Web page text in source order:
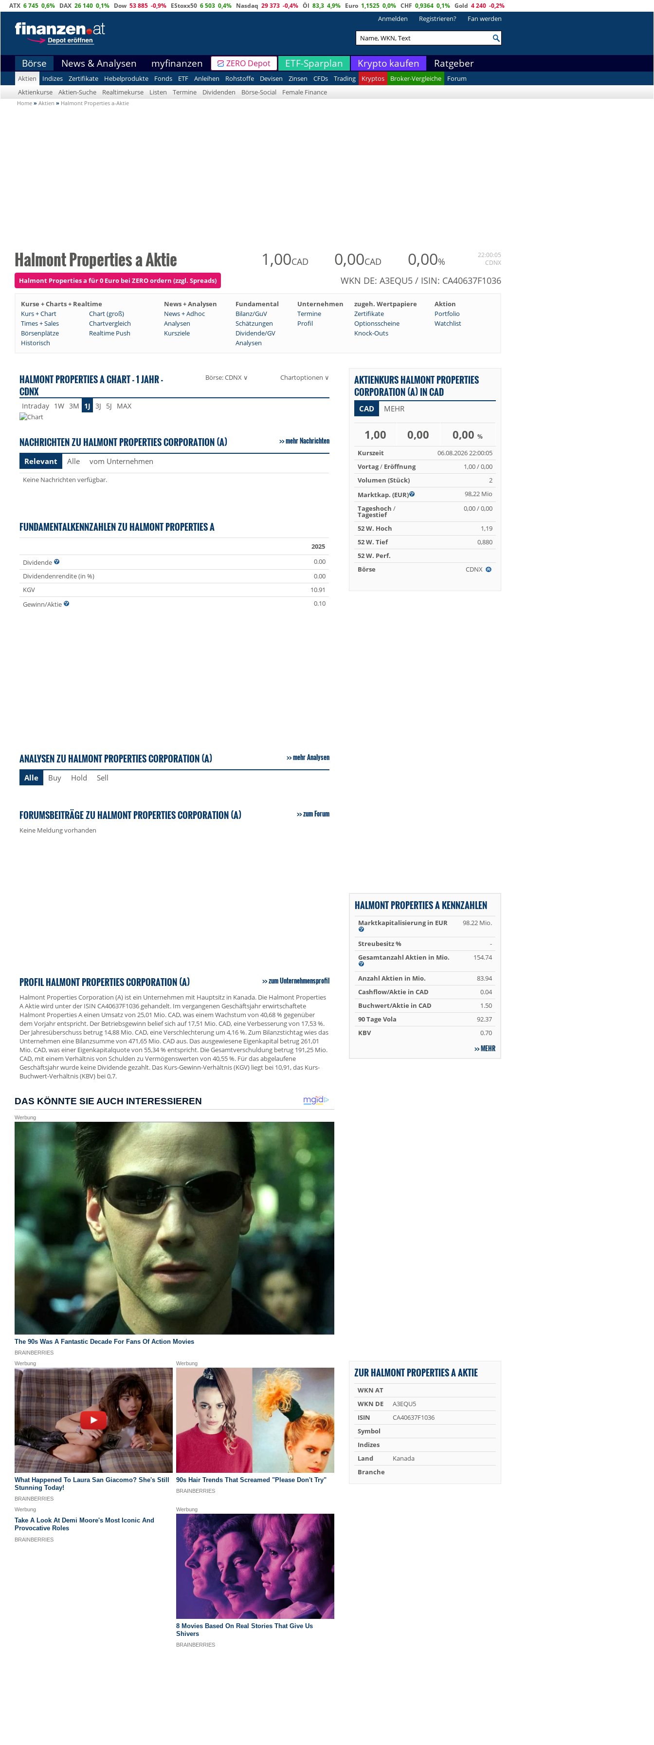
ATX 6 745 0,6% DAX 26 140 0,1% Dow 53 885 -0,9% EStoxx50 6 503 0,4% Nasdaq 29 373 -0,4% Öl 83,3 4,9% Euro 1,1525 0,0% CHF 0,9364 0,1% Gold 4 240 -0,2%
Anmelden Registrieren? Fan werden
Börse News & Analysen myfinanzen ZERO Depot ETF-Sparplan Krypto kaufen Ratgeber
Aktien Indizes Zertifikate Hebelprodukte Fonds ETF Anleihen Rohstoffe Devisen Zinsen CFDs Trading Kryptos Broker-Vergleiche
Forum
Aktienkurse
Aktien-Suche Realtimekurse Listen Termine Dividenden Börse-Social Female Finance
Home » Aktien » Halmont Properties a-Aktie
Halmont Properties a Aktie 1,00CAD 0,00CAD 0,00%
22:00:05
CDNX
Halmont Properties a für 0 Euro bei ZERO ordern (zzgl. Spreads) WKN DE: A3EQU5 / ISIN: CA40637F1036
Kurse + Charts + Realtime News + Analysen Fundamental Unternehmen zugeh. Wertpapiere
Aktion
Kurs + Chart
Chart (groß) News + Adhoc Bilanz/GuV Termine Zertifikate
Portfolio
Times + Sales
Chartvergleich Analysen Schätzungen Profil Optionsscheine
Watchlist
Börsenplätze
Realtime Push Kursziele Dividende/GV
Knock-Outs
Historisch
Analysen
HALMONT PROPERTIES A CHART - 1 JAHR -
CDNX
Börse: CDNX ∨ Chartoptionen ∨
Intraday 1W 3M 1J 3J 5J MAX
NACHRICHTEN ZU HALMONT PROPERTIES CORPORATION (A) mehr Nachrichten
Relevant Alle vom Unternehmen
Keine Nachrichten verfügbar.
FUNDAMENTALKENNZAHLEN ZU HALMONT PROPERTIES A
2025
Dividende
0.00
Dividendenrendite (in %)
0.00
KGV
10.91
Gewinn/Aktie
0.10
ANALYSEN ZU HALMONT PROPERTIES CORPORATION (A) mehr Analysen
Alle Buy Hold Sell
FORUMSBEITRÄGE ZU HALMONT PROPERTIES CORPORATION (A) zum Forum
Keine Meldung vorhanden
PROFIL HALMONT PROPERTIES CORPORATION (A) zum Unternehmensprofil
Halmont Properties Corporation (A) ist ein Unternehmen mit Hauptsitz in Kanada. Die Halmont Properties
A Aktie wird unter der ISIN CA40637F1036 gehandelt. Im vergangenen Geschäftsjahr erwirtschaftete
Halmont Properties A einen Umsatz von 25,01 Mio. CAD, was einem Wachstum von 40,68 % gegenüber
dem Vorjahr entspricht. Der Betriebsgewinn belief sich auf 17,51 Mio. CAD, eine Verbesserung von 17,53 %.
Der Jahresüberschuss betrug 14,88 Mio. CAD, eine Verschlechterung um 4,16 %. Zum Bilanzstichtag wies das
Unternehmen eine Bilanzsumme von 471,65 Mio. CAD aus. Das ausgewiesene Eigenkapital betrug 261,01
Mio. CAD, was einer Eigenkapitalquote von 55,34 % entspricht. Die Gesamtverschuldung betrug 191,25 Mio.
CAD, mit einem Verhältnis von Schulden zu Vermögenswerten von 40,55 %. Für das abgelaufene
Geschäftsjahr wurde keine Dividende gezahlt. Das Kurs-Gewinn-Verhältnis (KGV) liegt bei 10,91, das Kurs-
Buchwert-Verhältnis (KBV) bei 0,7.
AKTIENKURS HALMONT PROPERTIES
CORPORATION (A) IN CAD
CAD MEHR
1,00 0,00 0,00%
Kurszeit
06.08.2026 22:00:05
Vortag/ Eröffnung
1,00 / 0,00
Volumen (Stück)
2
Marktkap. (EUR)
98,22 Mio
Tageshoch /
Tagestief
0,00 / 0,00
52 W. Hoch
1,19
52 W. Tief
0,880
52 W. Perf.
Börse
CDNX
HALMONT PROPERTIES A KENNZAHLEN
Marktkapitalisierung in EUR 98.22 Mio.
Streubesitz %
-
Gesamtanzahl Aktien in Mio.
154.74
Anzahl Aktien in Mio.
83.94
Cashflow/Aktie in CAD
0.04
Buchwert/Aktie in CAD
1.50
90 Tage Vola
92.37
KBV
0.70
MEHR
ZUR HALMONT PROPERTIES A AKTIE
WKN AT
WKN DE
A3EQU5
ISIN
CA40637F1036
Symbol
Indizes
Land
Kanada
Branche